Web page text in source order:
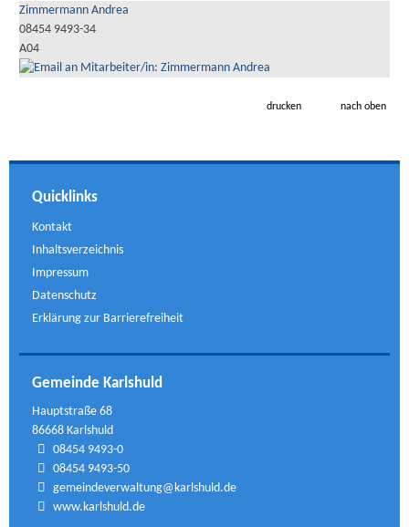
Zimmermann Andrea
08454 9493-34
A04
drucken nach oben
Quicklinks
Kontakt
Inhaltsverzeichnis
Impressum
Datenschutz
Erklärung zur Barrierefreiheit
Gemeinde Karlshuld
Hauptstraße 68
86668 Karlshuld
08454 9493-0
08454 9493-50
gemeindeverwaltung@karlshuld.de
www.karlshuld.de